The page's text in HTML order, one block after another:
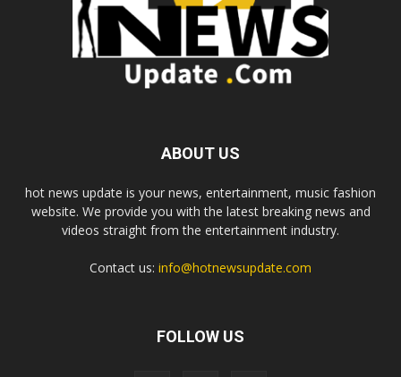
ABOUT US
hot news update is your news, entertainment, music fashion
website. We provide you with the latest breaking news and
videos straight from the entertainment industry.
Contact us: info@hotnewsupdate.com
FOLLOW US